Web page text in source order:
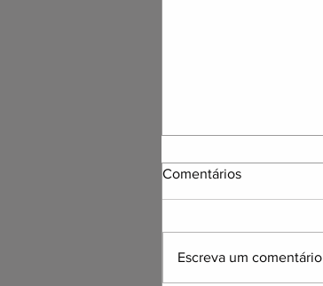
Comentários
Escreva um comentário